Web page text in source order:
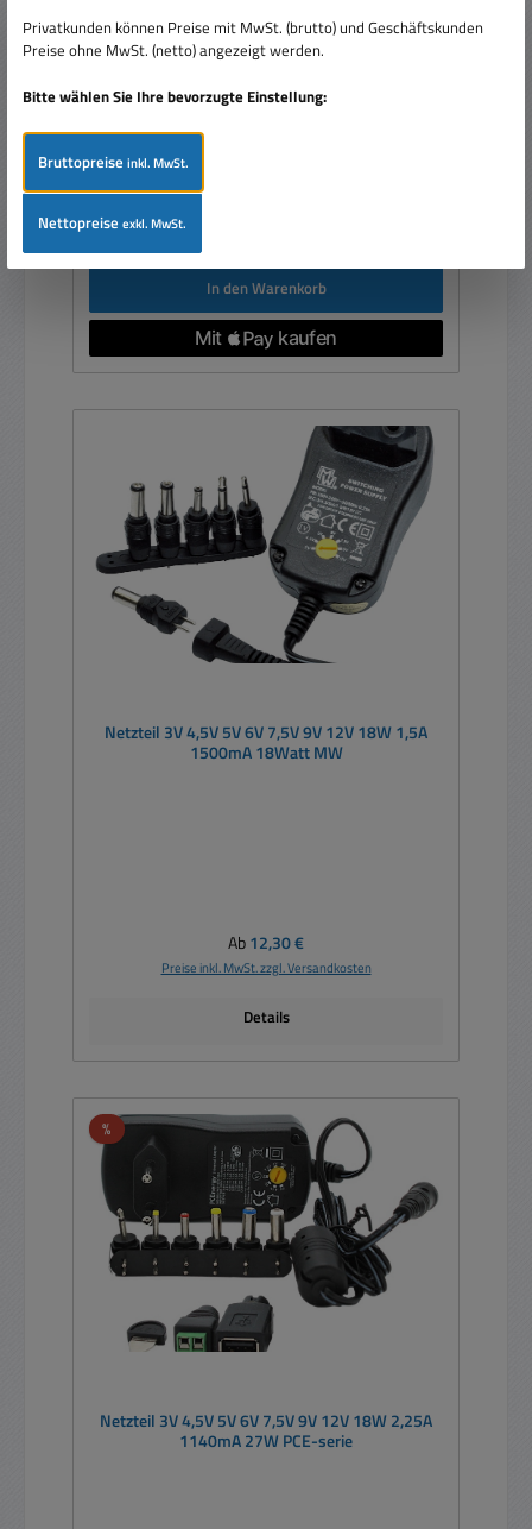
1500mA 18W PCE-serie
Preise inkl. MwSt. zzgl. Versandkosten
In den Warenkorb
Netzteil 3V 4,5V 5V 6V 7,5V 9V 12V 18W 1,5A
1500mA 18Watt MW
Regulärer Preis:
Ab12,30 €
Preise inkl. MwSt. zzgl. Versandkosten
Details
%Rabatt
Netzteil 3V 4,5V 5V 6V 7,5V 9V 12V 18W 2,25A
1140mA 27W PCE-serie
Privatkunden können Preise mit MwSt. (brutto) und Geschäftskunden
Preise ohne MwSt. (netto) angezeigt werden.
Bitte wählen Sie Ihre bevorzugte Einstellung:
Bruttopreiseinkl. MwSt.
Nettopreiseexkl. MwSt.